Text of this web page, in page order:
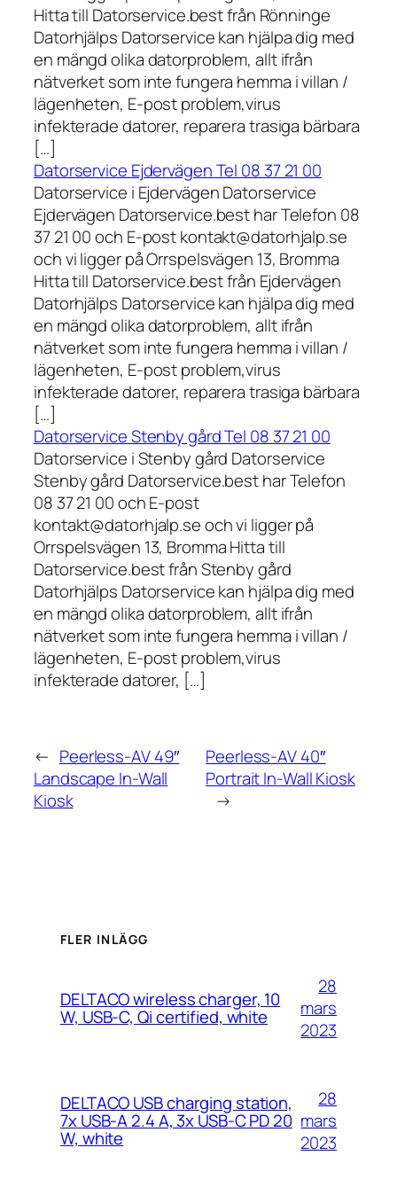
Hitta till Datorservice.best från Rönninge
Datorhjälps Datorservice kan hjälpa dig med
en mängd olika datorproblem, allt ifrån
nätverket som inte fungera hemma i villan /
lägenheten, E-post problem,virus
infekterade datorer, reparera trasiga bärbara
[…]
Datorservice Ejdervägen Tel 08 37 21 00
Datorservice i Ejdervägen Datorservice
Ejdervägen Datorservice.best har Telefon 08
37 21 00 och E-post kontakt@datorhjalp.se
och vi ligger på Orrspelsvägen 13, Bromma
Hitta till Datorservice.best från Ejdervägen
Datorhjälps Datorservice kan hjälpa dig med
en mängd olika datorproblem, allt ifrån
nätverket som inte fungera hemma i villan /
lägenheten, E-post problem,virus
infekterade datorer, reparera trasiga bärbara
[…]
Datorservice Stenby gård Tel 08 37 21 00
Datorservice i Stenby gård Datorservice
Stenby gård Datorservice.best har Telefon
08 37 21 00 och E-post
kontakt@datorhjalp.se och vi ligger på
Orrspelsvägen 13, Bromma Hitta till
Datorservice.best från Stenby gård
Datorhjälps Datorservice kan hjälpa dig med
en mängd olika datorproblem, allt ifrån
nätverket som inte fungera hemma i villan /
lägenheten, E-post problem,virus
infekterade datorer, […]
← Peerless-AV 49″
Landscape In-Wall
Kiosk
Peerless-AV 40″
Portrait In-Wall Kiosk
→
FLER INLÄGG
DELTACO wireless charger, 10
W, USB-C, Qi certified, white
28
mars
2023
DELTACO USB charging station,
7x USB-A 2.4 A, 3x USB-C PD 20
W, white
28
mars
2023